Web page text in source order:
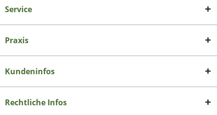
Service
Praxis
Kundeninfos
Rechtliche Infos